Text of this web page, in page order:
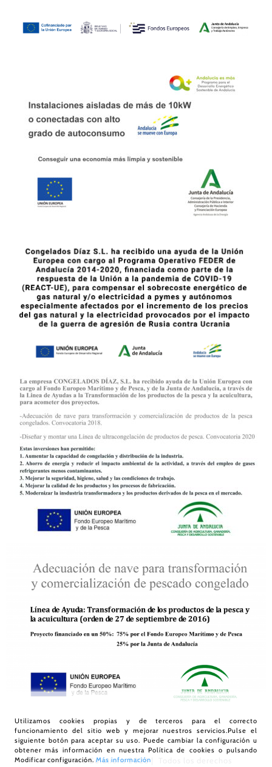
© Díaz Food Solutions2026 | Todos los derechos
Utilizamos cookies propias y de terceros para el correcto
funcionamiento del sitio web y mejorar nuestros servicios.Pulse el
siguiente botón para aceptar su uso. Puede cambiar la configuración u
obtener más información en nuestraPolítica de cookies o pulsando
Modificar configuración. Más información